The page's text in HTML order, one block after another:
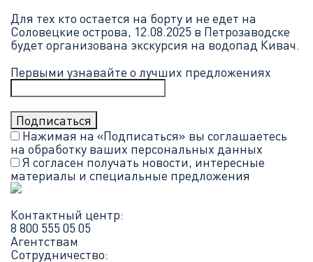
Для тех кто остается на борту и не едет на
Соловецкие острова, 12.08.2025 в Петрозаводске
будет организована экскурсия на водопад Кивач.
Первыми узнавайте о лучших предложениях
Нажимая на «Подписаться» вы соглашаетесь
на обработку ваших персональных данных
Я согласен получать новости, интересные
материалы и специальные предложения
Контактный центр:
8 800 555 05 05
Агентствам
Сотрудничество: